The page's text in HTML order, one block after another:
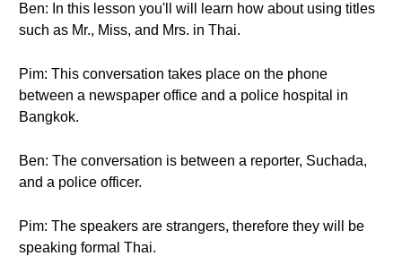
Ben: In this lesson you'll will learn how about using titles
such as Mr., Miss, and Mrs. in Thai.
Pim: This conversation takes place on the phone
between a newspaper office and a police hospital in
Bangkok.
Ben: The conversation is between a reporter, Suchada,
and a police officer.
Pim: The speakers are strangers, therefore they will be
speaking formal Thai.